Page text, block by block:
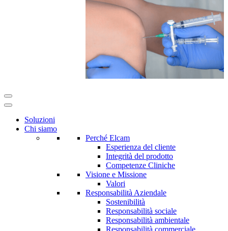
Soluzioni
Chi siamo
Perché Elcam
Esperienza del cliente
Integrità del prodotto
Competenze Cliniche
Visione e Missione
Valori
Responsabilità Aziendale
Sostenibilità
Responsabilità sociale
Responsabilità ambientale